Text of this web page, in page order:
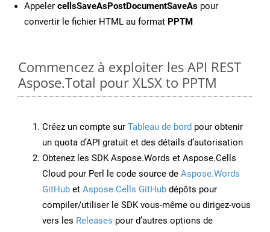
Appeler cellsSaveAsPostDocumentSaveAs pour
convertir le fichier HTML au format PPTM
Commencez à exploiter les API REST
Aspose.Total pour XLSX to PPTM
Créez un compte sur Tableau de bord pour obtenir
un quota d’API gratuit et des détails d’autorisation
Obtenez les SDK Aspose.Words et Aspose.Cells
Cloud pour Perl le code source de Aspose.Words
GitHub et Aspose.Cells GitHub dépôts pour
compiler/utiliser le SDK vous-même ou dirigez-vous
vers les Releases pour d’autres options de